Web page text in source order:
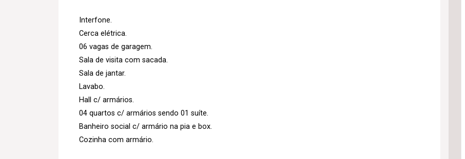
Interfone.
Cerca elétrica.
06 vagas de garagem.
Sala de visita com sacada.
Sala de jantar.
Lavabo.
Hall c/ armários.
04 quartos c/ armários sendo 01 suíte.
Banheiro social c/ armário na pia e box.
Cozinha com armário.